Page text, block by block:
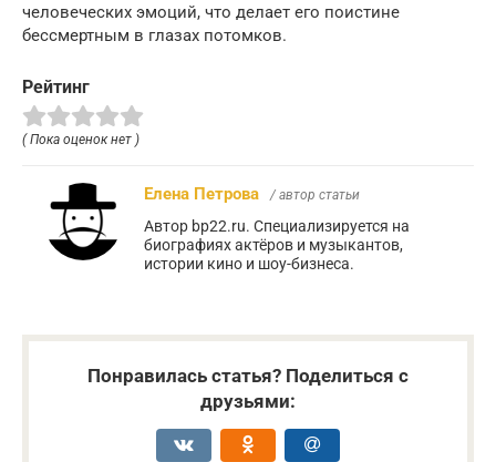
человеческих эмоций, что делает его поистине
бессмертным в глазах потомков.
Рейтинг
( Пока оценок нет )
Елена Петрова / автор статьи
Автор bp22.ru. Специализируется на
биографиях актёров и музыкантов,
истории кино и шоу-бизнеса.
Понравилась статья? Поделиться с
друзьями: